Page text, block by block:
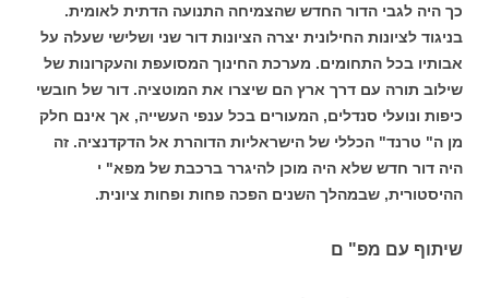
כך היה לגבי הדור החדש שהצמיחה התנועה הדתית לאומית.
בניגוד לציונות החילונית יצרה הציונות דור שני ושלישי שעלה על
אבותיו בכל התחומים. מערכת החינוך המסועפת והעקרונות של
שילוב תורה עם דרך ארץ הם שיצרו את המוטציה. דור של חובשי
כיפות ונועלי סנדלים, המעורים בכל ענפי העשייה, אך אינם חלק
מן ה" טרנד" הכללי של הישראליות הדוהרת אל הדקדנציה. זה
היה דור חדש שלא היה מוכן להיגרר ברכבת של מפא" י
ההיסטורית, שבמהלך השנים הפכה פחות ופחות ציונית.
שיתוף עם מפ" ם